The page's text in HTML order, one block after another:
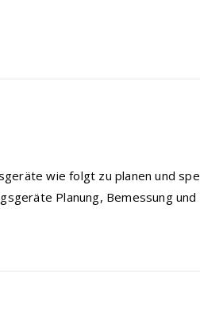
wie folgt zu planen und
Planung, Bemessung und